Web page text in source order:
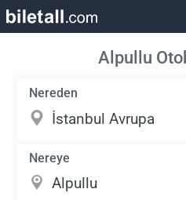
Alpullu
Nereden
Nereye